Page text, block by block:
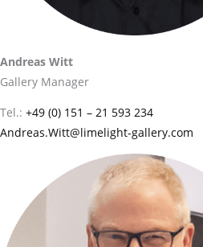
Andreas Witt
Gallery Manager
Tel.: +49 (0) 151 – 21 593 234
Andreas.Witt@limelight-gallery.com